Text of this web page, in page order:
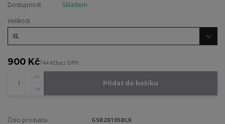
Dostupnost
Skladem
Velikost
900 Kč744 Kčbez DPH
Přidat do košíku
Číslo produktu:
GSB28105BLK